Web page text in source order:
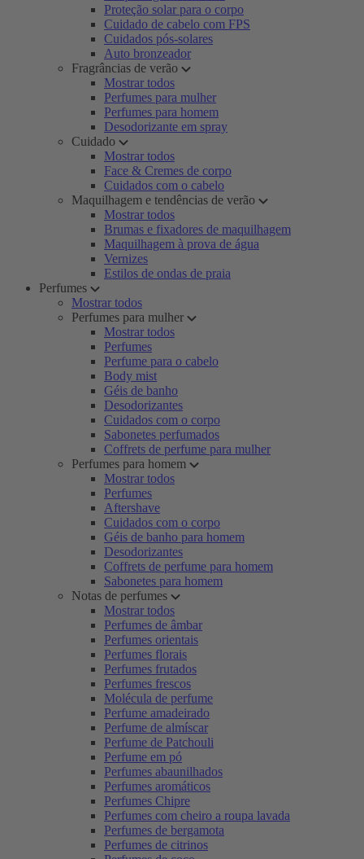
Proteção solar para o corpo
Cuidado de cabelo com FPS
Cuidados pós-solares
Auto bronzeador
Fragrâncias de verão
Mostrar todos
Perfumes para mulher
Perfumes para homem
Desodorizante em spray
Cuidado
Mostrar todos
Face & Cremes de corpo
Cuidados com o cabelo
Maquilhagem e tendências de verão
Mostrar todos
Brumas e fixadores de maquilhagem
Maquilhagem à prova de água
Vernizes
Estilos de ondas de praia
Perfumes
Mostrar todos
Perfumes para mulher
Mostrar todos
Perfumes
Perfume para o cabelo
Body mist
Géis de banho
Desodorizantes
Cuidados com o corpo
Sabonetes perfumados
Coffrets de perfume para mulher
Perfumes para homem
Mostrar todos
Perfumes
Aftershave
Cuidados com o corpo
Géis de banho para homem
Desodorizantes
Coffrets de perfume para homem
Sabonetes para homem
Notas de perfumes
Mostrar todos
Perfumes de âmbar
Perfumes orientais
Perfumes florais
Perfumes frutados
Perfumes frescos
Molécula de perfume
Perfume amadeirado
Perfume de almíscar
Perfume de Patchouli
Perfume em pó
Perfumes abaunilhados
Perfumes aromáticos
Perfumes Chipre
Perfumes com cheiro a roupa lavada
Perfumes de bergamota
Perfumes de citrinos